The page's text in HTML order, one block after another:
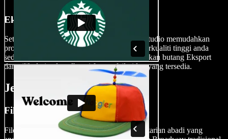
Eksport Filem Anda
Setelah filem muzikal anda siap, Speechify Studio memudahkan
proses eksport, memastikan hasil produksi berkualiti tinggi anda
sedia untuk dikongsi dengan dunia. Hanya tekan butang Eksport
dan pilih daripada pelbagai format fail video yang tersedia.
Jenis Filem Muzikal
Filem Muzikal Klasik
Filem muzikal klasik menampilkan lagu dan tarian abadi yang